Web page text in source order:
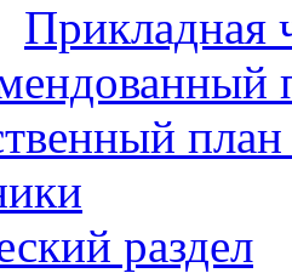
Прикладная
раздел